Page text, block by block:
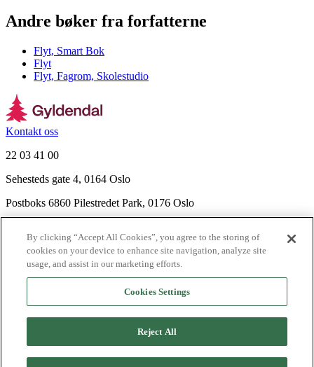
Andre bøker fra forfatterne
Flyt, Smart Bok
Flyt
Flyt, Fagrom, Skolestudio
Kontakt oss
22 03 41 00
Sehesteds gate 4, 0164 Oslo
Postboks 6860 Pilestredet Park, 0176 Oslo
Nyhetsbrev
Ledige stillinger
Send inn manus
Agency
By clicking “Accept All Cookies”, you agree to the storing of
cookies on your device to enhance site navigation, analyze site
usage, and assist in our marketing efforts.
Cookies Settings
Reject All